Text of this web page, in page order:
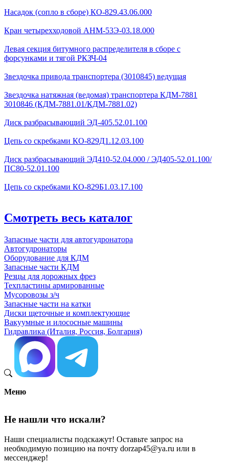
Насадок (сопло в сборе) КО-829.43.06.000
Кран четырехходовой AHМ-53Э-03.18.000
Левая секция битумного распределителя в сборе с
форсунками и тягой РКЗЧ-04
Звездочка привода транспортера (3010845) ведущая
Звездочка натяжная (ведомая) транспортера КДМ-7881
3010846 (КДМ-7881.01/КДМ-7881.02)
Диск разбрасывающий ЭД-405.52.01.100
Цепь со скребками КО-829Д1.12.03.100
Диск разбрасывающий ЭД410-52.04.000 / ЭД405-52.01.100/
ПС80-52.01.100
Цепь со скребками КО-829Б1.03.17.100
Смотреть весь каталог
Запасные части для автогудронатора
Автогудронаторы
Оборудование для КДМ
Запасные части КДМ
Резцы для дорожных фрез
Техпластины армированные
Мусоровозы з/ч
Запасные части на катки
Диски щеточные и комплектующие
Вакуумные и илососные машины
Гидравлика (Италия, Россия, Болгария)
Меню
Не нашли что искали?
Наши специалисты подскажут! Оставьте запрос на
необходимую позицию на почту dorzap45@ya.ru или в
мессенджер!